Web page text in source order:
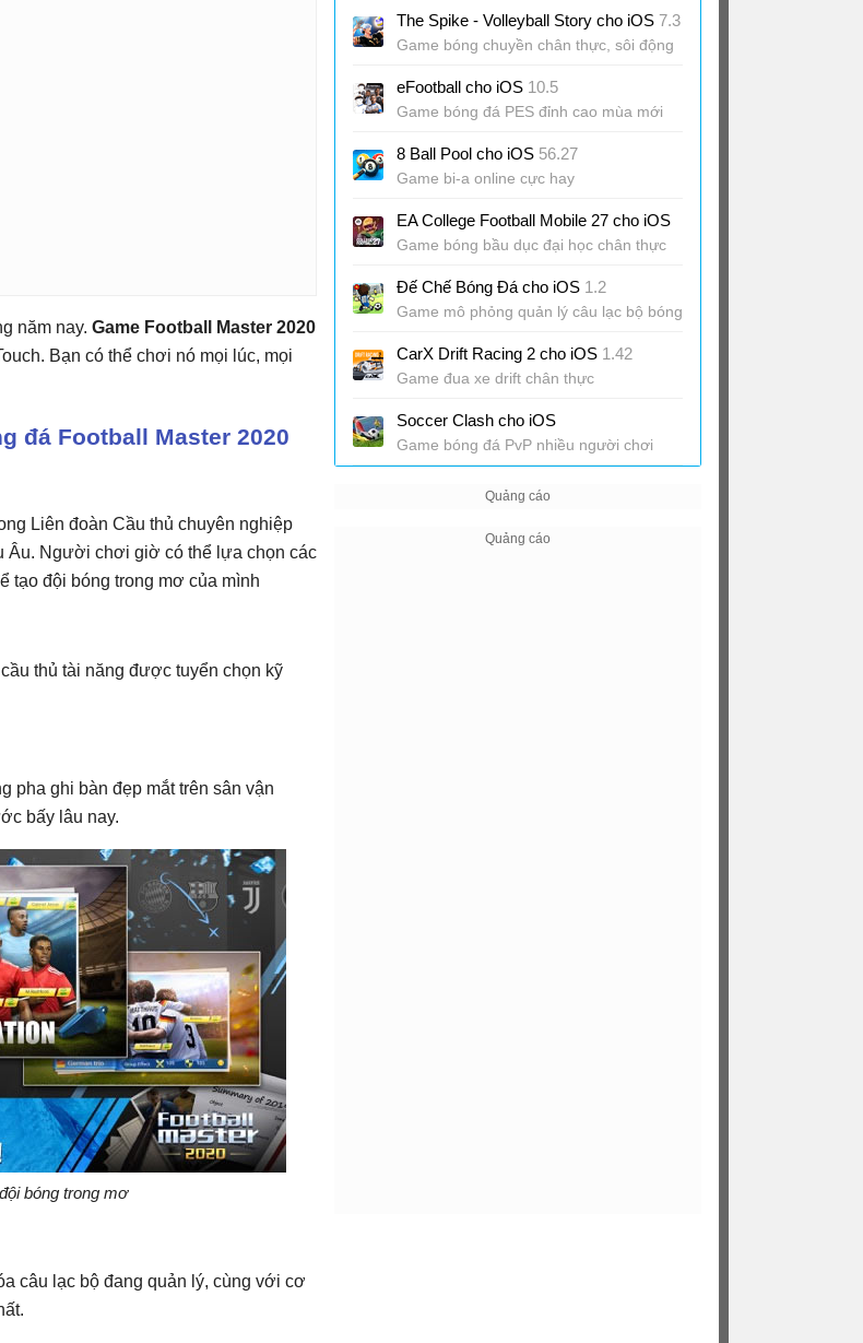
năm nay. Game Football Master 2020
Bạn có thể chơi nó mọi lúc, mọi
đá Football Master 2020
Liên đoàn Cầu thủ chuyên nghiệp
Âu. Người chơi giờ có thể lựa chọn các
tạo đội bóng trong mơ của mình
thủ tài năng được tuyển chọn kỹ
pha ghi bàn đẹp mắt trên sân vận
bấy lâu nay.
bóng trong mơ
câu lạc bộ đang quản lý, cùng với cơ
The Spike - Volleyball Story cho iOS 7.3
Game bóng chuyền chân thực, sôi động
eFootball cho iOS 10.5
Game bóng đá PES đỉnh cao mùa mới
8 Ball Pool cho iOS 56.27
Game bi-a online cực hay
EA College Football Mobile 27 cho iOS
Game bóng bầu dục đại học chân thực
Đế Chế Bóng Đá cho iOS 1.2
Game mô phỏng quản lý câu lạc bộ bóng
CarX Drift Racing 2 cho iOS 1.42
Game đua xe drift chân thực
Soccer Clash cho iOS
Game bóng đá PvP nhiều người chơi
thời gian thực